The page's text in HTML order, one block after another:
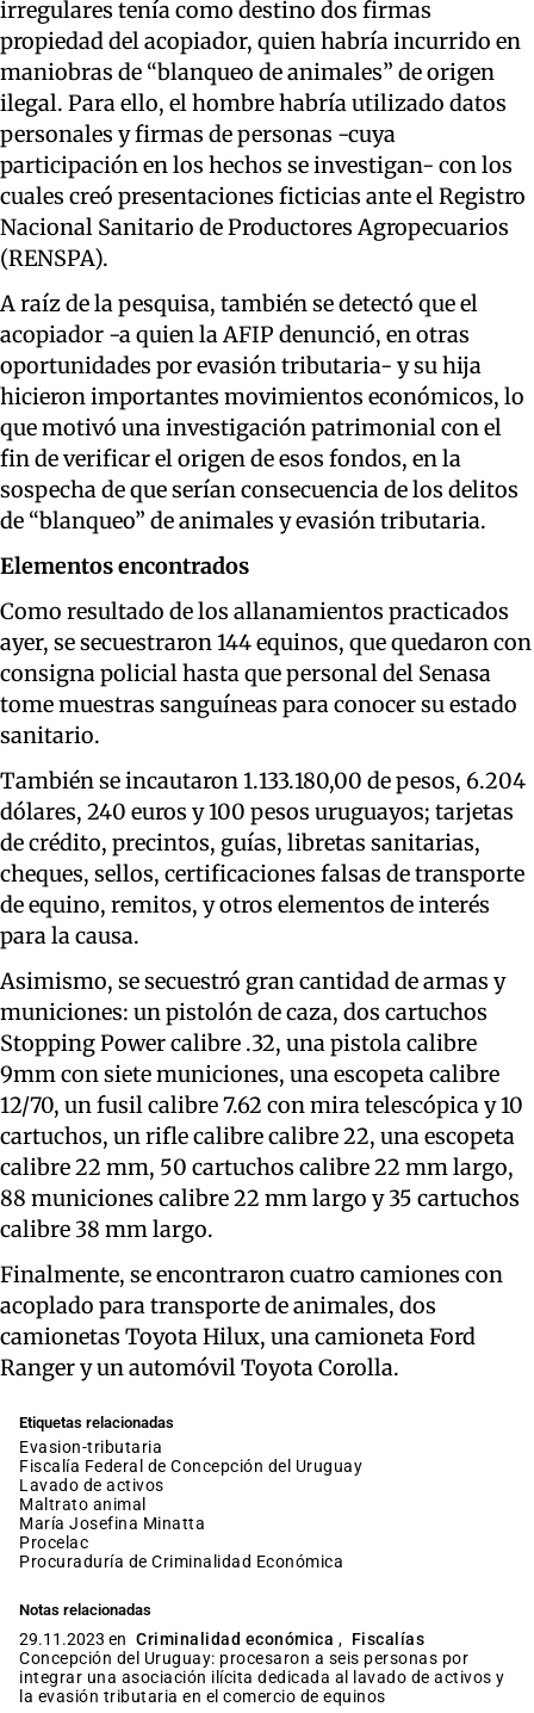
irregulares tenía como destino dos firmas
propiedad del acopiador, quien habría incurrido en
maniobras de “blanqueo de animales” de origen
ilegal. Para ello, el hombre habría utilizado datos
personales y firmas de personas -cuya
participación en los hechos se investigan- con los
cuales creó presentaciones ficticias ante el Registro
Nacional Sanitario de Productores Agropecuarios
(RENSPA).
A raíz de la pesquisa, también se detectó que el
acopiador -a quien la AFIP denunció, en otras
oportunidades por evasión tributaria- y su hija
hicieron importantes movimientos económicos, lo
que motivó una investigación patrimonial con el
fin de verificar el origen de esos fondos, en la
sospecha de que serían consecuencia de los delitos
de “blanqueo” de animales y evasión tributaria.
Elementos encontrados
Como resultado de los allanamientos practicados
ayer, se secuestraron 144 equinos, que quedaron con
consigna policial hasta que personal del Senasa
tome muestras sanguíneas para conocer su estado
sanitario.
También se incautaron 1.133.180,00 de pesos, 6.204
dólares, 240 euros y 100 pesos uruguayos; tarjetas
de crédito, precintos, guías, libretas sanitarias,
cheques, sellos, certificaciones falsas de transporte
de equino, remitos, y otros elementos de interés
para la causa.
Asimismo, se secuestró gran cantidad de armas y
municiones: un pistolón de caza, dos cartuchos
Stopping Power calibre .32, una pistola calibre
9mm con siete municiones, una escopeta calibre
12/70, un fusil calibre 7.62 con mira telescópica y 10
cartuchos, un rifle calibre calibre 22, una escopeta
calibre 22 mm, 50 cartuchos calibre 22 mm largo,
88 municiones calibre 22 mm largo y 35 cartuchos
calibre 38 mm largo.
Finalmente, se encontraron cuatro camiones con
acoplado para transporte de animales, dos
camionetas Toyota Hilux, una camioneta Ford
Ranger y un automóvil Toyota Corolla.
Etiquetas relacionadas
evasion-tributaria
Fiscalía Federal de Concepción del Uruguay
lavado de activos
maltrato animal
María Josefina Minatta
procelac
Procuraduría de Criminalidad Económica
Notas relacionadas
29.11.2023 en Criminalidad económica , Fiscalías
Concepción del Uruguay: procesaron a seis personas por
integrar una asociación ilícita dedicada al lavado de activos y
la evasión tributaria en el comercio de equinos